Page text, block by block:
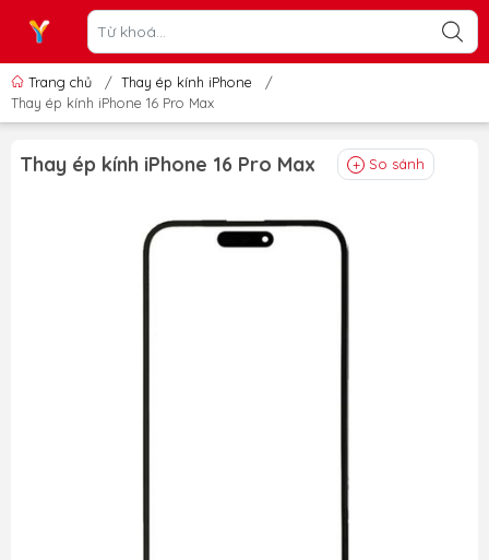
Trang chủ / Thay ép kính iPhone
/
Thay ép kính iPhone 16 Pro Max
Thay ép kính iPhone 16 Pro Max So sánh